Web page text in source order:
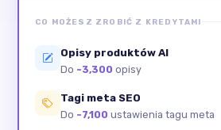
CO MOŻESZ ZROBIĆ Z KREDYTAMI
Opisy produktów AI
Do ~3,300 opisy
Tagi meta SEO
Do ~7,100 ustawienia tagu meta